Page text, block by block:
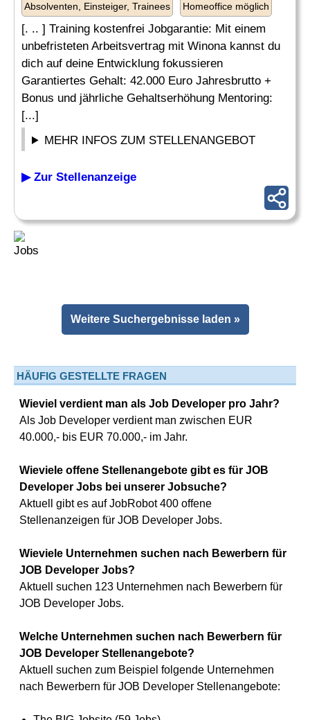
Absolventen, Einsteiger, Trainees Homeoffice möglich
[. .. ] Training kostenfrei Jobgarantie: Mit einem
unbefristeten Arbeitsvertrag mit Winona kannst du
dich auf deine Entwicklung fokussieren
Garantiertes Gehalt: 42.000 Euro Jahresbrutto +
Bonus und jährliche Gehaltserhöhung Mentoring:
[...]
MEHR INFOS ZUM STELLENANGEBOT
▶ Zur Stellenanzeige
Weitere Suchergebnisse laden »
HÄUFIG GESTELLTE FRAGEN
Wieviel verdient man als Job Developer pro Jahr?
Als Job Developer verdient man zwischen EUR
40.000,- bis EUR 70.000,- im Jahr.
Wieviele offene Stellenangebote gibt es für JOB
Developer Jobs bei unserer Jobsuche?
Aktuell gibt es auf JobRobot 400 offene
Stellenanzeigen für JOB Developer Jobs.
Wieviele Unternehmen suchen nach Bewerbern für
JOB Developer Jobs?
Aktuell suchen 123 Unternehmen nach Bewerbern für
JOB Developer Jobs.
Welche Unternehmen suchen nach Bewerbern für
JOB Developer Stellenangebote?
Aktuell suchen zum Beispiel folgende Unternehmen
nach Bewerbern für JOB Developer Stellenangebote: